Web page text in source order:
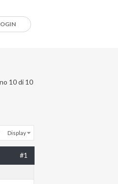
10 di 10
Display
#1